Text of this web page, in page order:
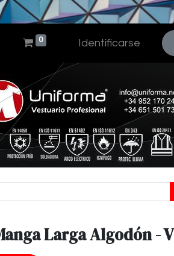
0 Identificarse
Larga Algodón -